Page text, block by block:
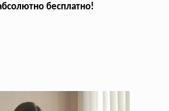
бесплатно!